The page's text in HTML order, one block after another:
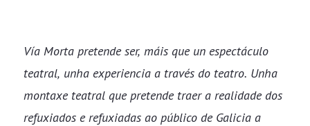
Vía Morta pretende ser, máis que un espectáculo
teatral, unha experiencia a través do teatro. Unha
montaxe teatral que pretende traer a realidade dos
refuxiados e refuxiadas ao público de Galicia a